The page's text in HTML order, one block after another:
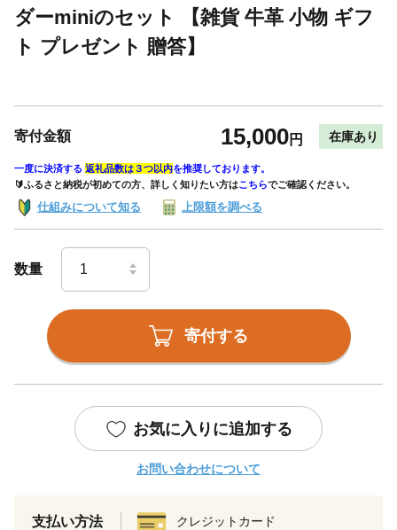
ダーminiのセット 【雑貨 牛革 小物 ギフ
ト プレゼント 贈答】
寄付金額 15,000円 在庫あり
一度に決済する 返礼品数は３つ以内を推奨しております。
🔰ふるさと納税が初めての方、詳しく知りたい方はこちらでご確認ください。
仕組みについて知る 上限額を調べる
数量
寄付する
お気に入りに追加する
お問い合わせについて
支払い方法 クレジットカード